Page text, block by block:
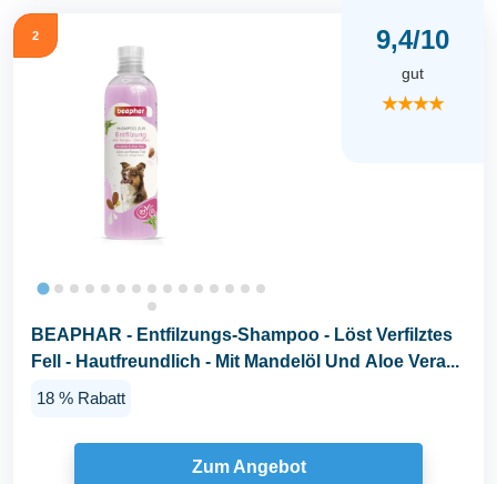
2 9,4/10
gut
★★★★
BEAPHAR - Entfilzungs-Shampoo - Löst Verfilztes
Fell - Hautfreundlich - Mit Mandelöl Und Aloe Vera...
18 % Rabatt
Zum Angebot